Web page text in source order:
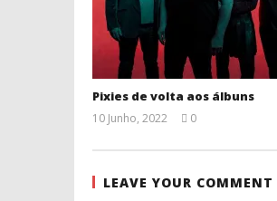
Pixies de volta aos álbuns
10 Junho, 2022
Ventura
0
LEAVE YOUR COMMENT